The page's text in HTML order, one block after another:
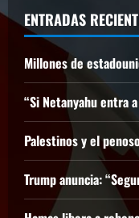
ENTRADAS
Millones de
“Si Netanyahu entra
Palestinos y el
Trump anuncia: